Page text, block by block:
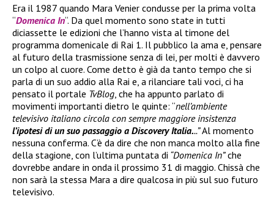
Era il 1987 quando Mara Venier condusse per la prima volta
“Domenica In“. Da quel momento sono state in tutti
diciassette le edizioni che l’hanno vista al timone del
programma domenicale di Rai 1. Il pubblico la ama e, pensare
al futuro della trasmissione senza di lei, per molti è davvero
un colpo al cuore. Come detto è già da tanto tempo che si
parla di un suo addio alla Rai e, a rilanciare tali voci, ci ha
pensato il portale TvBlog, che ha appunto parlato di
movimenti importanti dietro le quinte: “nell’ambiente
televisivo italiano circola con sempre maggiore insistenza
l’ipotesi di un suo passaggio a Discovery Italia...”Al momento
nessuna conferma. C’è da dire che non manca molto alla fine
della stagione, con l’ultima puntata di “Domenica In”che
dovrebbe andare in onda il prossimo 31 di maggio. Chissà che
non sarà la stessa Mara a dire qualcosa in più sul suo futuro
televisivo.